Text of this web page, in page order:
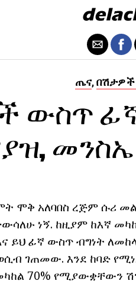
ጤና, በሽታዎች
ውስጥ
ሞቅ አለባበስ ረጅም ሱሪ
ነኝ. ከዚያም ከእኛ
ይህ ፊኛ ውስጥ ብግነት
ገጠመው. እንደ ከባድ
70% የሚያውቋቸውን